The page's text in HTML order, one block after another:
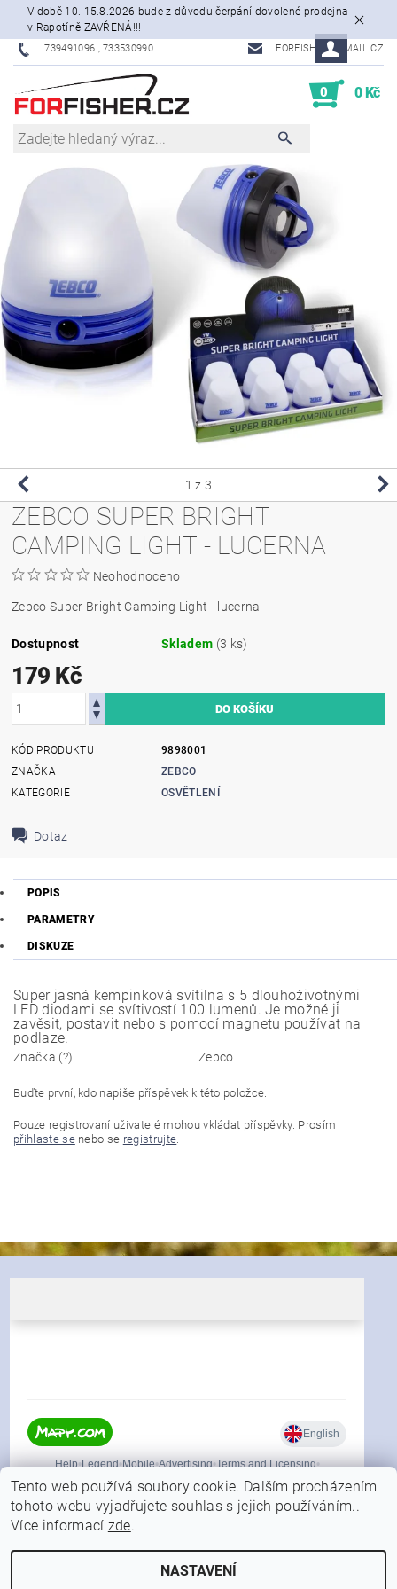
V době 10.-15.8.2026 bude z důvodu čerpání dovolené prodejna
v Rapotíně ZAVŘENÁ!!!
739491096 , 733530990 FORFISHER@EMAIL.CZ
0 0 Kč
1 z 3
ZEBCO SUPER BRIGHT
CAMPING LIGHT - LUCERNA
Neohodnoceno
Zebco Super Bright Camping Light - lucerna
Dostupnost Skladem (3 ks)
179 Kč
KÓD PRODUKTU
9898001
ZNAČKA
ZEBCO
KATEGORIE
OSVĚTLENÍ
Dotaz
POPIS
PARAMETRY
DISKUZE
Super jasná kempinková svítilna s 5 dlouhoživotnými
LED diodami se svítivostí 100 lumenů. Je možné ji
zavěsit, postavit nebo s pomocí magnetu používat na
podlaze.
Značka (?) Zebco
Buďte první, kdo napíše příspěvek k této položce.
Pouze registrovaní uživatelé mohou vkládat příspěvky. Prosím
přihlaste senebo se registrujte.
Tento web používá soubory cookie. Dalším procházením
tohoto webu vyjadřujete souhlas s jejich používáním..
Více informací zde.
NASTAVENÍ